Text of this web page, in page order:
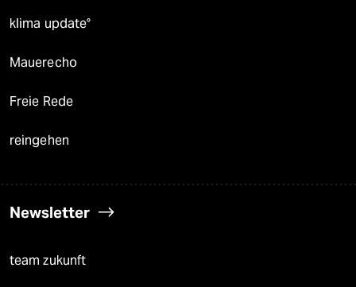
klima update°
Mauerecho
Freie Rede
reingehen
Newsletter
team zukunft